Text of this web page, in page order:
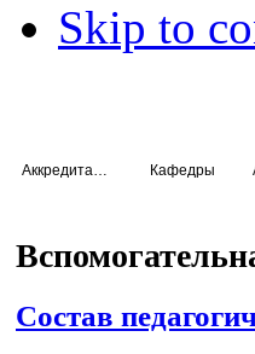
Skip to
Кафедры
Состав